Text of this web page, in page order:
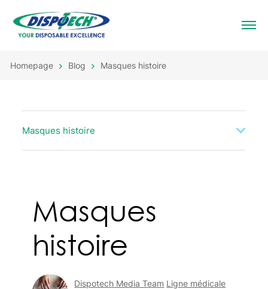
Homepage Blog Masques histoire
Masques histoire
Masques
histoire
Dispotech Media Team Ligne médicale